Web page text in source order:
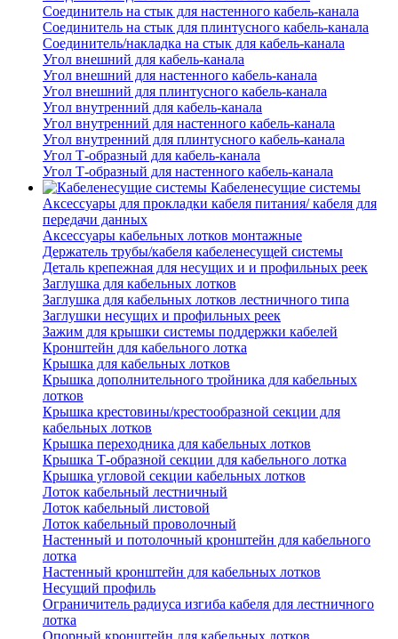
Соединитель на стык для настенного кабель-канала
Соединитель на стык для плинтусного кабель-канала
Соединитель/накладка на стык для кабель-канала
Угол внешний для кабель-канала
Угол внешний для настенного кабель-канала
Угол внешний для плинтусного кабель-канала
Угол внутренний для кабель-канала
Угол внутренний для настенного кабель-канала
Угол внутренний для плинтусного кабель-канала
Угол Т-образный для кабель-канала
Угол Т-образный для настенного кабель-канала
Кабеленесущие системы
Аксессуары для прокладки кабеля питания/ кабеля для
передачи данных
Аксессуары кабельных лотков монтажные
Держатель трубы/кабеля кабеленесущей системы
Деталь крепежная для несущих и и профильных реек
Заглушка для кабельных лотков
Заглушка для кабельных лотков лестничного типа
Заглушки несущих и профильных реек
Зажим для крышки системы поддержки кабелей
Кронштейн для кабельного лотка
Крышка для кабельных лотков
Крышка дополнительного тройника для кабельных
лотков
Крышка крестовины/крестообразной секции для
кабельных лотков
Крышка переходника для кабельных лотков
Крышка Т-образной секции для кабельного лотка
Крышка угловой секции кабельных лотков
Лоток кабельный лестничный
Лоток кабельный листовой
Лоток кабельный проволочный
Настенный и потолочный кронштейн для кабельного
лотка
Настенный кронштейн для кабельных лотков
Несущий профиль
Ограничитель радиуса изгиба кабеля для лестничного
лотка
Опорный кронштейн для кабельных лотков